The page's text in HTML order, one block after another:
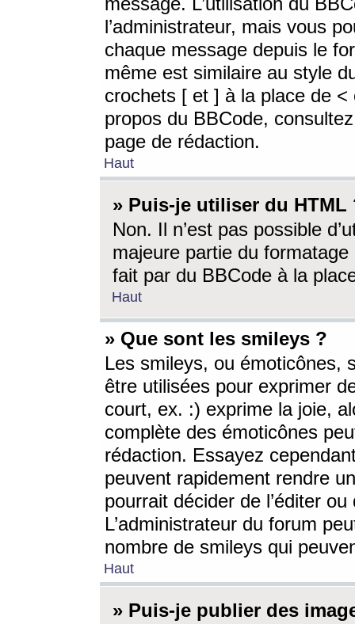
l’administrateur, mais vous
chaque message depuis le
même est similaire au style
crochets [ et ] à la place de <
propos du BBCode,
page de rédaction.
Haut
» Puis-je utiliser du HTML
Non. Il n’est pas possible
majeure partie du
fait par du BBCode à la
Haut
» Que sont les smileys ?
Les smileys, ou émoticônes,
être utilisées pour exprimer
court, ex. :) exprime la joie,
complète des émoticônes
rédaction. Essayez
peuvent rapidement rendre
pourrait décider de l’éditer
L’administrateur du forum
nombre de smileys qui
Haut
» Puis-je publier des